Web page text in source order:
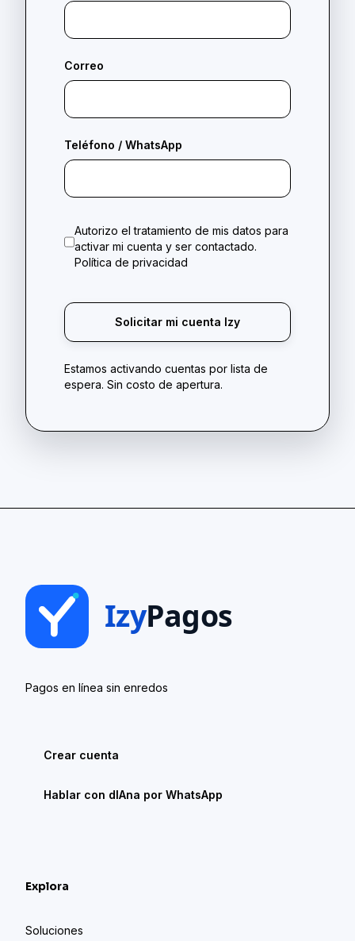
Correo
Teléfono / WhatsApp
Autorizo el tratamiento de mis datos para
activar mi cuenta y ser contactado.
Política de privacidad
Solicitar mi cuenta Izy
Estamos activando cuentas por lista de
espera. Sin costo de apertura.
Pagos en línea sin enredos
Crear cuenta
Hablar con dIAna por WhatsApp
Explora
Soluciones